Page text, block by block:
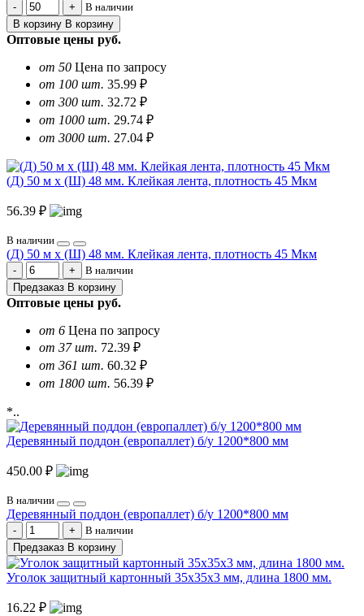
В наличии
В корзину В корзину
Оптовые цены руб.
от 50 Цена по запросу
от 100 шт. 35.99 ₽
от 300 шт. 32.72 ₽
от 1000 шт. 29.74 ₽
от 3000 шт. 27.04 ₽
(Д) 50 м х (Ш) 48 мм. Клейкая лента, плотность 45 Мкм
56.39 ₽
В наличии
(Д) 50 м х (Ш) 48 мм. Клейкая лента, плотность 45 Мкм
В наличии
Предзаказ В корзину
Оптовые цены руб.
от 6 Цена по запросу
от 37 шт. 72.39 ₽
от 361 шт. 60.32 ₽
от 1800 шт. 56.39 ₽
*..
Деревянный поддон (европаллет) б/у 1200*800 мм
450.00 ₽
В наличии
Деревянный поддон (европаллет) б/у 1200*800 мм
В наличии
Предзаказ В корзину
Уголок защитный картонный 35х35х3 мм, длина 1800 мм.
16.22 ₽